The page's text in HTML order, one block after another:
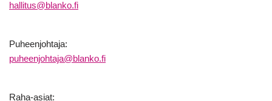
hallitus@blanko.fi
Puheenjohtaja:
puheenjohtaja@blanko.fi
Raha-asiat: